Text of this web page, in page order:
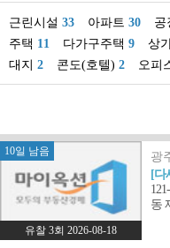
근린시설 33 아파트 30 공
주택 11 다가구주택 9 상
대지 2 콘도(호텔) 2 오피
10일 남음
유찰 3회 2026-08-18
광
[다
동